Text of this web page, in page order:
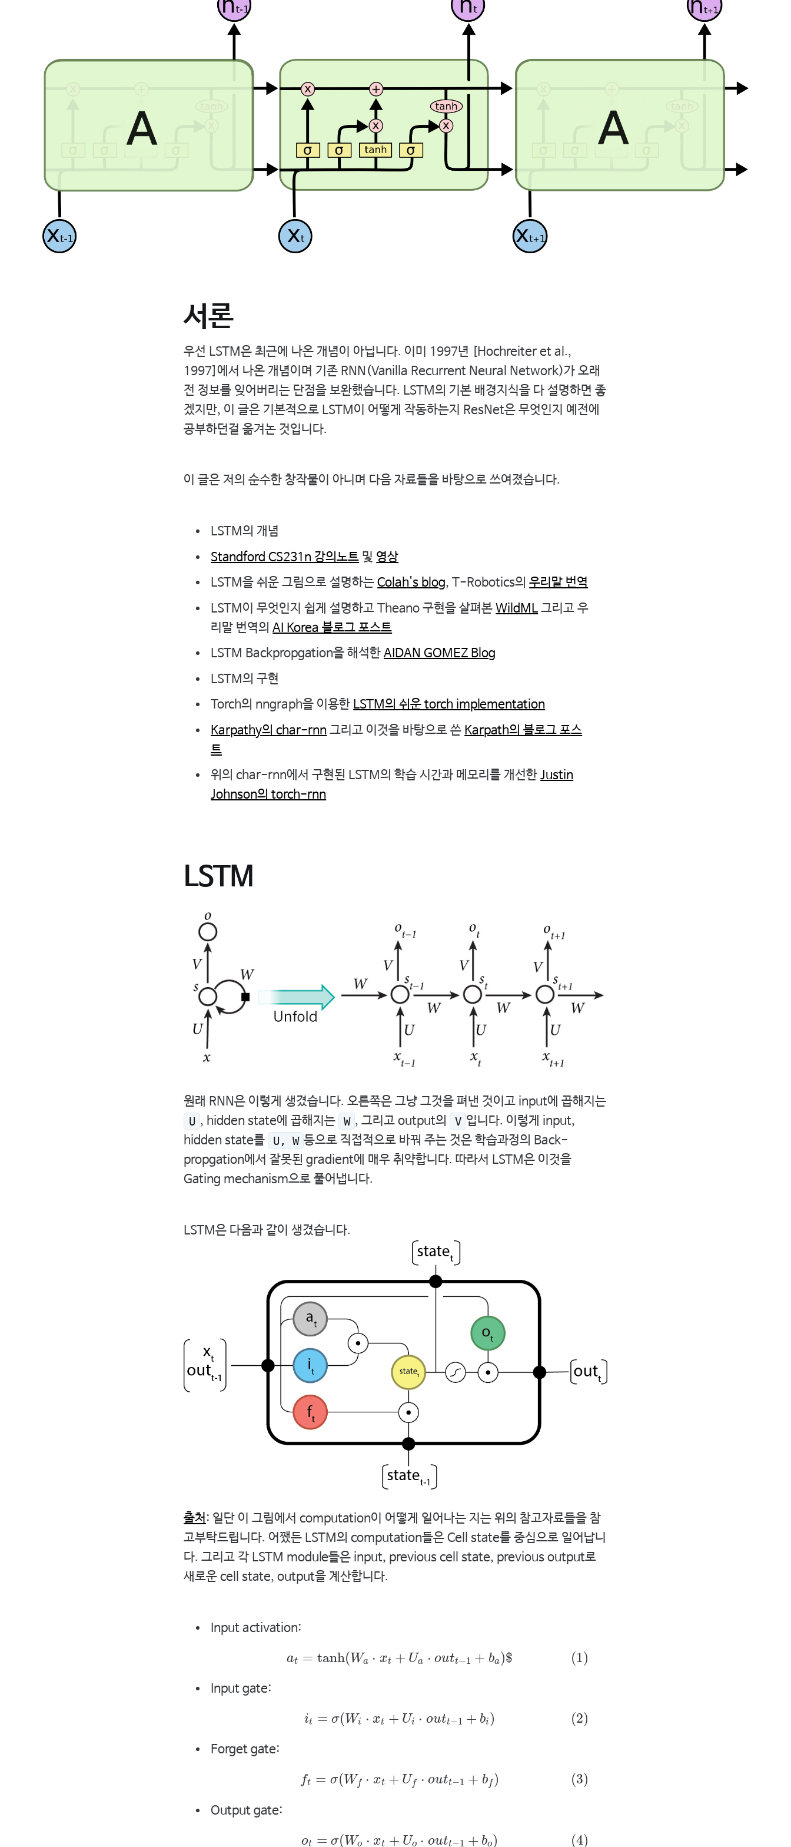
서론
우선 LSTM은 최근에 나온 개념이 아닙니다. 이미 1997년 [Hochreiter et al.,
1997]에서 나온 개념이며 기존 RNN(Vanilla Recurrent Neural Network)가 오래
전 정보를 잊어버리는 단점을 보완했습니다. LSTM의 기본 배경지식을 다 설명하면 좋
겠지만, 이 글은 기본적으로 LSTM이 어떻게 작동하는지 ResNet은 무엇인지 예전에
공부하던걸 옮겨논 것입니다.
이 글은 저의 순수한 창작물이 아니며 다음 자료들을 바탕으로 쓰여졌습니다.
LSTM의 개념
Standford CS231n 강의노트 및 영상
LSTM을 쉬운 그림으로 설명하는Colah's blog, T-Robotics의우리말 번역
LSTM이 무엇인지 쉽게 설명하고 Theano 구현을 살펴본WildML 그리고 우
리말 번역의AI Korea 블로그 포스트
LSTM Backpropgation을 해석한AIDAN GOMEZ Blog
LSTM의 구현
Torch의 nngraph을 이용한 LSTM의 쉬운 torch implementation
Karpathy의 char-rnn 그리고 이것을 바탕으로 쓴 Karpath의 블로그 포스
트
위의 char-rnn에서 구현된 LSTM의 학습 시간과 메모리를 개선한Justin
Johnson의 torch-rnn
LSTM
원래 RNN은 이렇게 생겼습니다. 오른쪽은 그냥 그것을 펴낸 것이고 input에 곱해지는
U , hidden state에 곱해지는 W , 그리고 output의 V 입니다. 이렇게 input,
hidden state를
U, W 등으로 직접적으로 바꿔 주는 것은 학습과정의 Back-
propgation에서 잘못된 gradient에 매우 취약합니다. 따라서 LSTM은 이것을
Gating mechanism으로 풀어냅니다.
LSTM은 다음과 같이 생겼습니다.
출처 : 일단 이 그림에서 computation이 어떻게 일어나는 지는 위의 참고자료들을 참
고부탁드립니다. 어쨌든 LSTM의 computation들은 Cell state를 중심으로 일어납니
다. 그리고 각 LSTM module들은 input, previous cell state, previous output로
새로운 cell state, output을 계산합니다.
Input activation:
at = tanh(Wa ⋅ xt + Ua ⋅ outt−1 + ba)$ (1)
t= tanh(W t +U t + ba )$
Input gate:
it = σ(Wi ⋅ xt + Ui ⋅ outt−1 + bi) (2)
(2) =σ( t +U tt + bi )
Forget gate:
ft = σ(Wf ⋅ xt + Uf ⋅ outt−1 + bf) (3)
(3) =σ( t +U t + bf )
Output gate:
ot = σ(Wo ⋅ xt + Uo ⋅ outt−1 + bo) (4)
=σ(W t +U t + b o)